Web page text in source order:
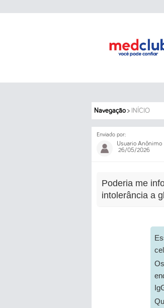
Navegação > INÍCIO
Enviado por:
Usuario Anônimo
26/05/2026
Poderia me
intolerância a